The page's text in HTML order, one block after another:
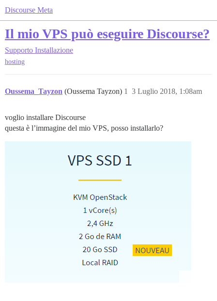
Discourse Meta
Il mio VPS può eseguire Discourse?
Supporto Installazione
hosting
Oussema_Tayzon (Oussema Tayzon) 3 Luglio 2018, 1:08am
1
voglio installare Discourse
questa è l’immagine del mio VPS, posso installarlo?